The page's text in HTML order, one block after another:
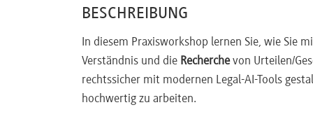
BESCHREIBUNG
In diesem Praxisworkshop lernen Sie, wie Sie
Verständnis und die Recherchevon Urteilen/
rechtssicher mit modernen Legal-AI-Tools
hochwertig zu arbeiten.